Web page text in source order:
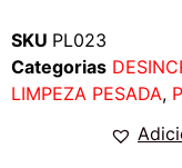
SKU PL023
Categorias
LIMPEZA PESADA,